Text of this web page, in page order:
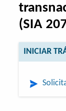
(SIA
INICIAR